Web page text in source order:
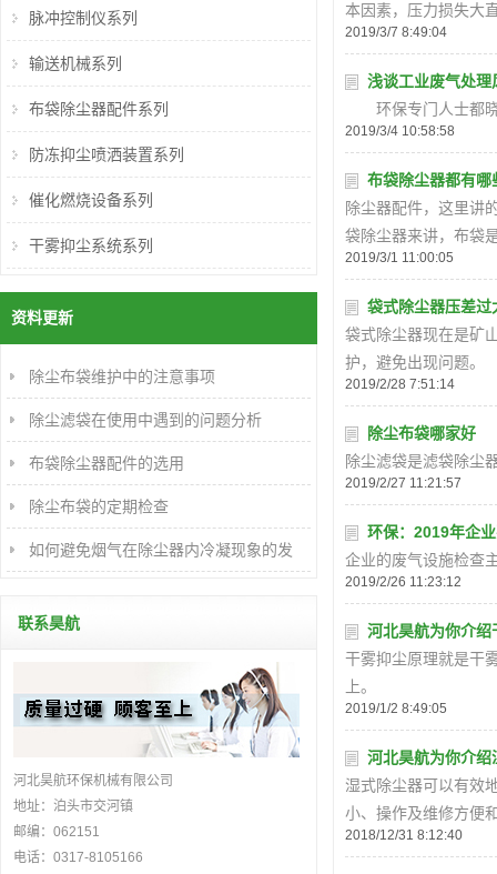
本因素，压力损失大
2019/3/7 8:49:04
浅谈工业废气处理
环保专门人士都晓
2019/3/4 10:58:58
布袋除尘器都有哪
除尘器配件，这里讲
袋除尘器来讲，布袋
2019/3/1 11:00:05
袋式除尘器压差过
袋式除尘器现在是矿
护，避免出现问题。
2019/2/28 7:51:14
除尘布袋哪家好
除尘滤袋是滤袋除尘
2019/2/27 11:21:57
环保：2019年企
企业的废气设施检查
2019/2/26 11:23:12
河北昊航为你介绍
干雾抑尘原理就是干
上。
2019/1/2 8:49:05
河北昊航为你介绍
湿式除尘器可以有效
小、操作及维修方便
2018/12/31 8:12:40
脉冲控制仪系列
输送机械系列
布袋除尘器配件系列
防冻抑尘喷洒装置系列
催化燃烧设备系列
干雾抑尘系统系列
资料更新
除尘布袋维护中的注意事项
除尘滤袋在使用中遇到的问题分析
布袋除尘器配件的选用
除尘布袋的定期检查
如何避免烟气在除尘器内冷凝现象的发
联系昊航
河北昊航环保机械有限公司
地址：泊头市交河镇
邮编：062151
电话：0317-8105166